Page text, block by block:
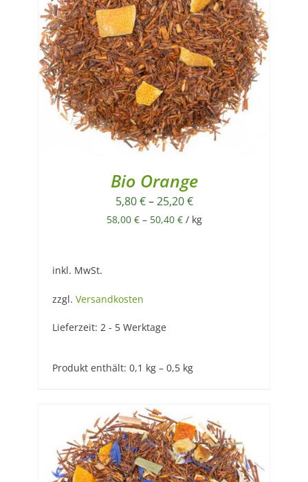
Bio Orange
5,80€–25,20€
58,00 €– 50,40 €/ kg
inkl. MwSt.
zzgl. Versandkosten
Lieferzeit: 2 - 5 Werktage
Produkt enthält: 0,1 kg – 0,5 kg